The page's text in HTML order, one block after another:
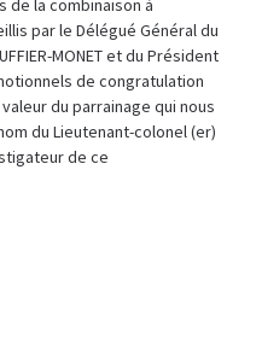
par le Délégué Général du
MONET et du Président
de congratulation
du parrainage qui nous
du Lieutenant-colonel (er)
de ce